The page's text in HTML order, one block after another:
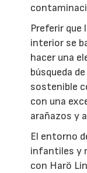
Preferir que
interior se
hacer una
búsqueda
sostenible
con una
arañazos y
El entorno
infantiles y
con Harö